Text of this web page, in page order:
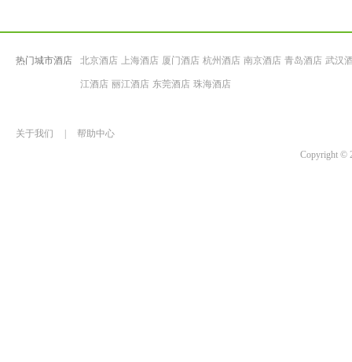
热门城市酒店 北京酒店 上海酒店 厦门酒店 杭州酒店 南京酒店 青岛酒店 武汉
江酒店 丽江酒店 东莞酒店 珠海酒店
关于我们
帮助中心
Copyright ©